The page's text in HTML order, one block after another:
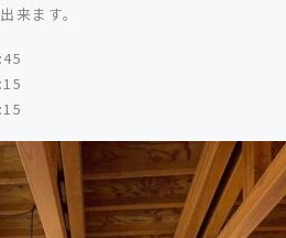
来ます。